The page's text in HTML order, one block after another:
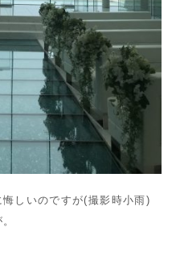
しいのですが(撮影時小雨)